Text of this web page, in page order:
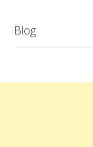
Blog